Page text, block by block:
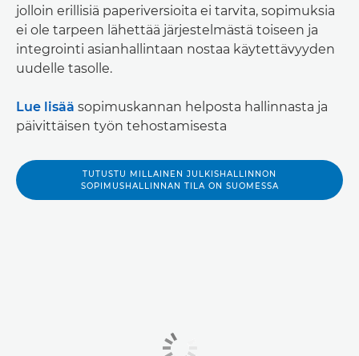
jolloin erillisiä paperiversioita ei tarvita, sopimuksia
ei ole tarpeen lähettää järjestelmästä toiseen ja
integrointi asianhallintaan nostaa käytettävyyden
uudelle tasolle.
Lue lisää sopimuskannan helposta hallinnasta ja
päivittäisen työn tehostamisesta
TUTUSTU MILLAINEN JULKISHALLINNON
SOPIMUSHALLINNAN TILA ON SUOMESSA